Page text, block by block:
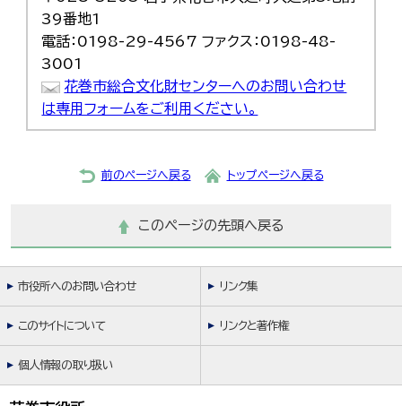
39番地1
電話：0198-29-4567 ファクス：0198-48-
3001
花巻市総合文化財センターへのお問い合わせ
は専用フォームをご利用ください。
前のページへ戻る トップページへ戻る
このページの先頭へ戻る
市役所へのお問い合わせ リンク集
このサイトについて リンクと著作権
個人情報の取り扱い